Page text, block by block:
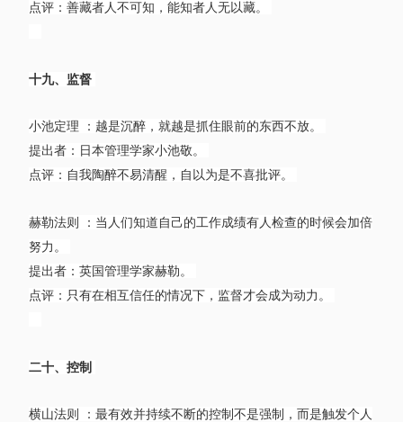
点评：善藏者人不可知，能知者人无以藏。
十九、监督
小池定理 ：越是沉醉，就越是抓住眼前的东西不放。
提出者：日本管理学家小池敬。
点评：自我陶醉不易清醒，自以为是不喜批评。
赫勒法则 ：当人们知道自己的工作成绩有人检查的时候会加倍
努力。
提出者：英国管理学家赫勒。
点评：只有在相互信任的情况下，监督才会成为动力。
二十、控制
横山法则 ：最有效并持续不断的控制不是强制，而是触发个人